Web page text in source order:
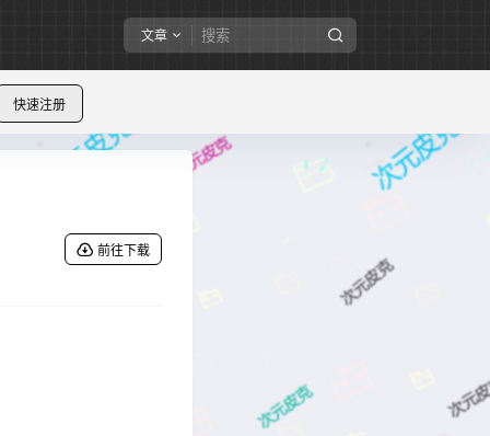
文章
快速注册
前往下载